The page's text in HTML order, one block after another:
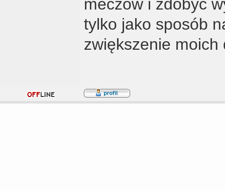
meczów i zdobyć
tylko jako sposób
zwiększenie moich